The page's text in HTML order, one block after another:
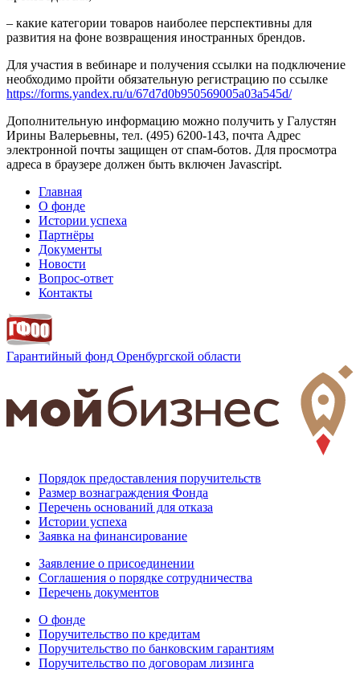
– какие категории товаров наиболее перспективны для
развития на фоне возвращения иностранных брендов.
Для участия в вебинаре и получения ссылки на подключение
необходимо пройти обязательную регистрацию по ссылке
https://forms.yandex.ru/u/67d7d0b950569005a03a545d/
Дополнительную информацию можно получить у Галустян
Ирины Валерьевны, тел. (495) 6200-143, почта Адрес
электронной почты защищен от спам-ботов. Для просмотра
адреса в браузере должен быть включен Javascript.
Главная
О фонде
Истории успеха
Партнёры
Документы
Новости
Вопрос-ответ
Контакты
Гарантийный фонд Оренбургской области
Порядок предоставления поручительств
Размер вознаграждения Фонда
Перечень оснований для отказа
Истории успеха
Заявка на финансирование
Заявление о присоединении
Соглашения о порядке сотрудничества
Перечень документов
О фонде
Поручительство по кредитам
Поручительство по банковским гарантиям
Поручительство по договорам лизинга